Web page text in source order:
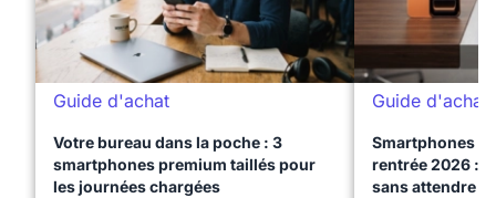
Guide d'achat
Votre bureau dans la poche : 3
smartphones premium taillés pour
les journées chargées
Guide d'achat
Smartphones
rentrée 2026 :
sans attendre